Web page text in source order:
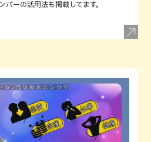
ーの活用法も掲載してます。